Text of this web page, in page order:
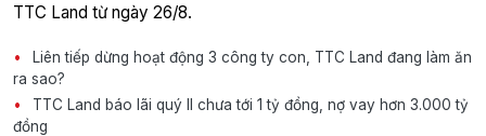
TTC Land từ ngày 26/8.
Liên tiếp dừng hoạt động 3 công ty con, TTC Land đang làm ăn
ra sao?
TTC Land báo lãi quý II chưa tới 1 tỷ đồng, nợ vay hơn 3.000 tỷ
đồng